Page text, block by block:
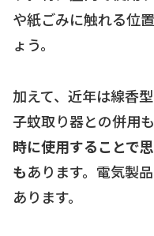
や紙ごみに触れる位
ょう。
加えて、近年は線香
子蚊取り器との併用も
時に使用することで
もあります。電気製
あります。